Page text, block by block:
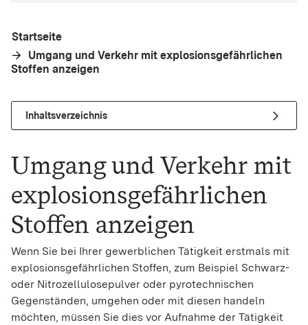
Startseite
Umgang und Verkehr mit explosionsgefährlichen
Stoffen anzeigen
Inhaltsverzeichnis
Umgang und Verkehr mit
explosionsgefährlichen
Stoffen anzeigen
Wenn Sie bei Ihrer gewerblichen Tätigkeit erstmals mit
explosionsgefährlichen Stoffen, zum Beispiel Schwarz-
oder Nitrozellulosepulver oder pyrotechnischen
Gegenständen, umgehen oder mit diesen handeln
möchten, müssen Sie dies vor Aufnahme der Tätigkeit